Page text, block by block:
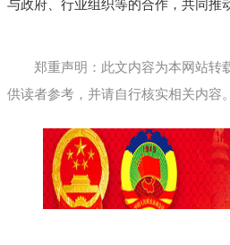
与政府、行业组织等的合作，共同推
郑重声明：此文内容为本网站转
供读者参考，并请自行核实相关内容。